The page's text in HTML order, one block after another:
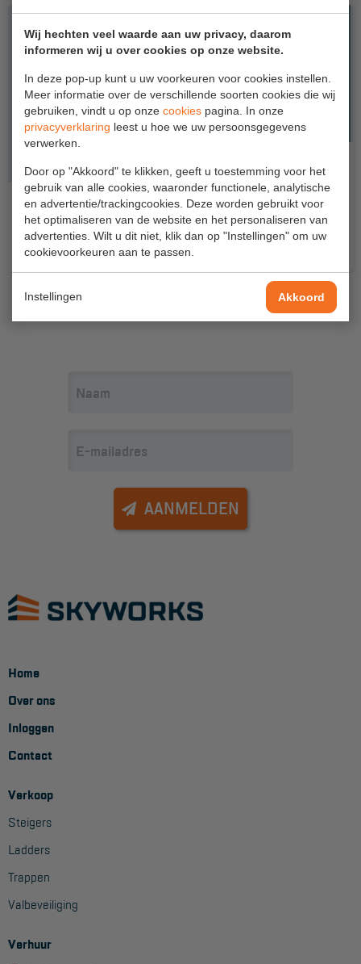
Wij hechten veel waarde aan uw privacy, daarom
informeren wij u over cookies op onze website.
In deze pop-up kunt u uw voorkeuren voor cookies instellen.
Meer informatie over de verschillende soorten cookies die wij
gebruiken, vindt u op onze cookies pagina. In onze
privacyverklaring leest u hoe we uw persoonsgegevens
verwerken.
Door op "Akkoord" te klikken, geeft u toestemming voor het
gebruik van alle cookies, waaronder functionele, analytische
en advertentie/trackingcookies. Deze worden gebruikt voor
het optimaliseren van de website en het personaliseren van
advertenties. Wilt u dit niet, klik dan op "Instellingen" om uw
cookievoorkeuren aan te passen.
Instellingen Akkoord
Project toepassingen
Laagbouw
Hoogbouw
Industrie
Projectvoorbeelden
KEURING
Keuring en Inspectie
Ladders en trappen
Vestigingen
Veelgestelde vragen
Wet- en regelgeving
Garantie
Algemene voorwaarden
Webshop voorwaarden
Vernieuwde Sky-Line reformladders
De Sky-Line reform- en opsteekladders zijn weer terug
van weggeweest....
BLIJF OP DE HOOGTE
AANMELDEN
Home
Over ons
Inloggen
Contact
Verkoop
Steigers
Ladders
Trappen
Valbeveiliging
Verhuur